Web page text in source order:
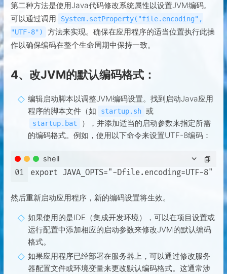
第二种方法是使用Java代码修改系统属性以设置JVM编码。
可以通过调用
System.setProperty("file.encoding",
"UTF-8")
方法来实现。确保在应用程序的适当位置执行此操
作以确保编码在整个生命周期中保持一致。
4、改JVM的默认编码格式：
编辑启动脚本以调整JVM编码设置。找到启动Java应用
程序的脚本文件（如
startup.sh 或
startup.bat
），并添加适当的启动参数来指定所需
的编码格式。例如，使用以下命令来设置UTF-8编码：
shell
01
然后重新启动应用程序，新的编码设置将生效。
如果使用的是IDE（集成开发环境），可以在项目设置或
运行配置中添加相应的启动参数来修改JVM的默认编码
格式。
如果应用程序已经部署在服务器上，可以通过修改服务
器配置文件或环境变量来更改默认编码格式。这通常涉